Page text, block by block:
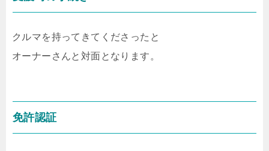
クルマを持ってきてくださったと
オーナーさんと対面となります。
免許認証